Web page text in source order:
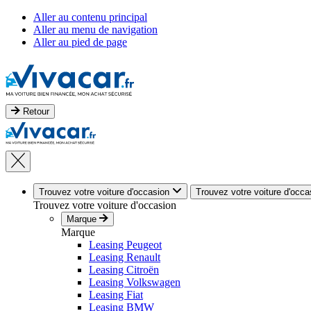
Aller au contenu principal
Aller au menu de navigation
Aller au pied de page
Retour
Trouvez votre voiture d'occasion Trouvez votre voiture
Trouvez votre voiture d'occasion
Marque
Marque
Leasing Peugeot
Leasing Renault
Leasing Citroën
Leasing Volkswagen
Leasing Fiat
Leasing BMW